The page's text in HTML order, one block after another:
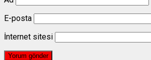
E-posta
İnternet sitesi